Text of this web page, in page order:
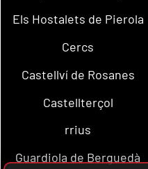
Els Hostalets de Pierola
Cercs
Castellví de Rosanes
Castellterçol
rrius
Guardiola de Berguedà